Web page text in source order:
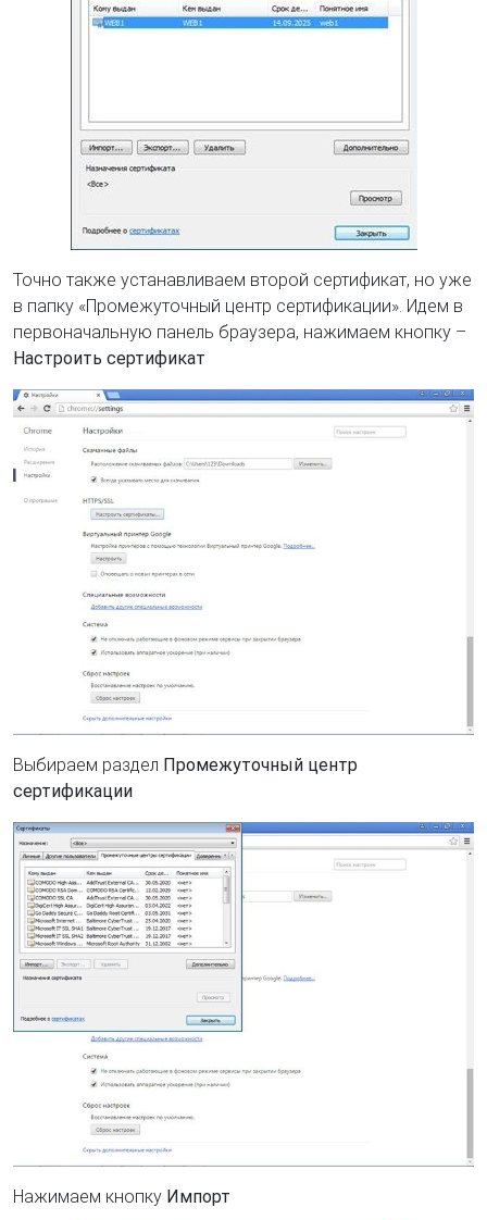
Точно также устанавливаем второй сертификат, но уже
в папку «Промежуточный центр сертификации». Идем в
первоначальную панель браузера, нажимаем кнопку –
Настроить сертификат
Выбираем раздел Промежуточный центр
сертификации
Нажимаем кнопку Импорт